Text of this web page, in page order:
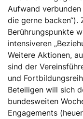
Aufwand
die gerne backen“).
Berührungspunkte
intensiveren
Weitere Aktionen,
sind der
und
Beteiligen will sich
bundesweiten
Engagements